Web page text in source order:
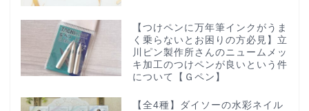
【つけペンに万年筆インクがうま
く乗らないとお困りの方必見】立
川ピン製作所さんのニュームメッ
キ加工のつけペンが良いという件
について【Ｇペン】
【全4種】ダイソーの水彩ネイル